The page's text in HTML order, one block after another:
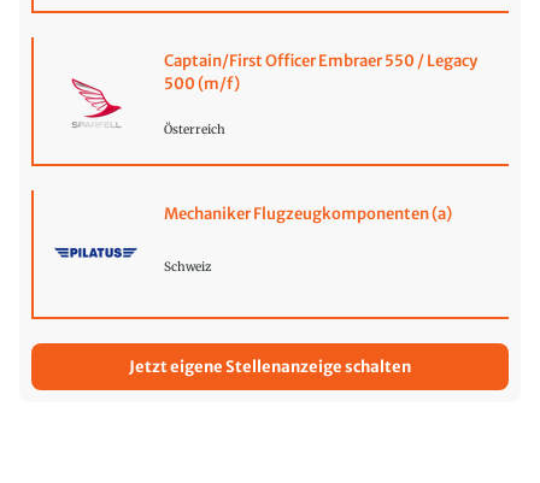
Captain/First Officer Embraer 550 / Legacy
500 (m/f)
Österreich
Mechaniker Flugzeugkomponenten (a)
Schweiz
Jetzt eigene Stellenanzeige schalten